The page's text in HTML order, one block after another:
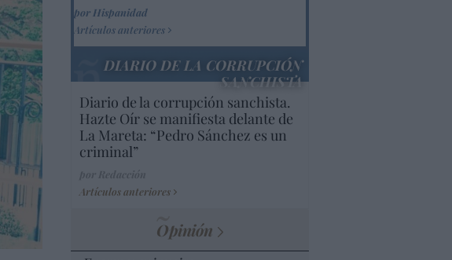
por Hispanidad
Artículos anteriores
DIARIO DE LA CORRUPCIÓN
SANCHISTA
Diario de la corrupción sanchista.
Hazte Oír se manifiesta delante de
La Mareta: “Pedro Sánchez es un
criminal”
Artículos anteriores
Opinión